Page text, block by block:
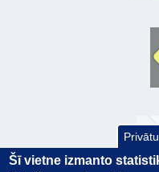
Šī vietne izmanto